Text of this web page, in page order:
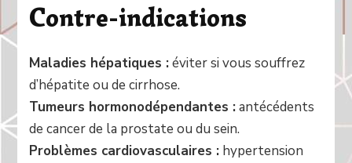
Contre-indications
Maladies hépatiques :éviter si vous souffrez
d’hépatite ou de cirrhose.
Tumeurs hormonodépendantes :antécédents
de cancer de la prostate ou du sein.
Problèmes cardiovasculaires : hypertension